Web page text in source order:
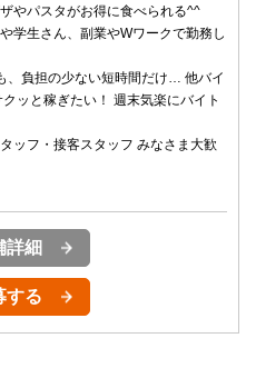
やパスタがお得に食べられる^^
学生さん、副業やWワークで勤務し
、負担の少ない短時間だけ… 他バイ
ッと稼ぎたい！ 週末気楽にバイト
ッフ・接客スタッフ みなさま大歓
詳細
する